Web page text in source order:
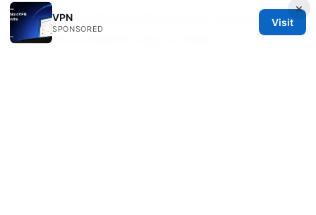
Whats my public ip address with nordvpn on
windows a smarter way to check
×
VPN
SPONSORED
Visit